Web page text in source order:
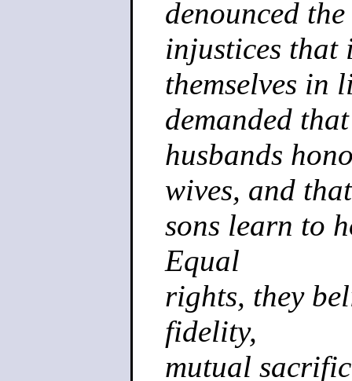
denounced
injustices that
themselves in
demanded that
husbands
wives, and that
sons learn to
Equal
rights, they
fidelity,
mutual